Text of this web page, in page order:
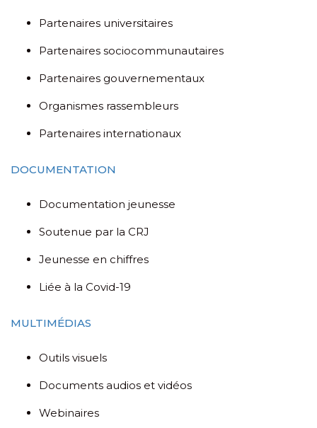
Partenaires universitaires
Partenaires sociocommunautaires
Partenaires gouvernementaux
Organismes rassembleurs
Partenaires internationaux
DOCUMENTATION
Documentation jeunesse
Soutenue par la CRJ
Jeunesse en chiffres
Liée à la Covid-19
MULTIMÉDIAS
Outils visuels
Documents audios et vidéos
Webinaires